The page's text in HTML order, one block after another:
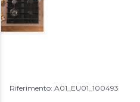
Riferimento: A01_EU01_100493